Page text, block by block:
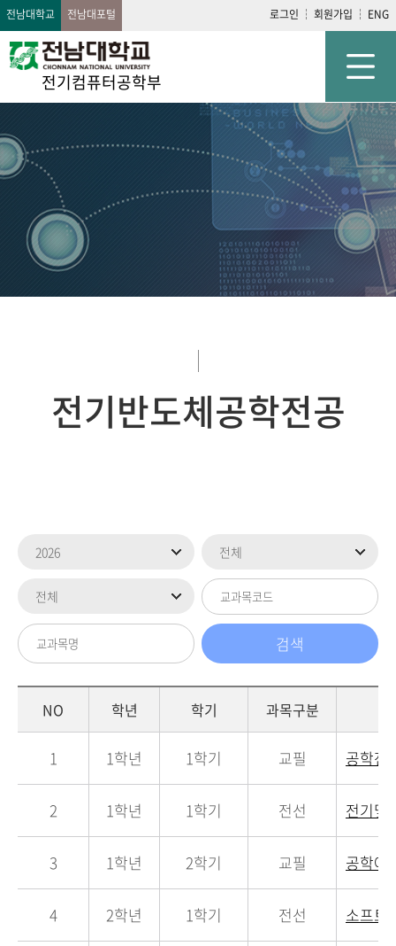
전남대학교 전남대포털 로그인 회원가입 ENG
전기컴퓨터공학부
전기반도체공학전공
NO 학년 학기 과목구분
1 1학년 1학기 교필 공학전
2 1학년 1학기 전선 전기및
3 1학년 2학기 교필 공학에
4 2학년 1학기 전선 소프트